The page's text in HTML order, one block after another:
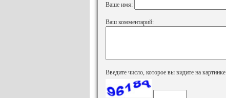
Ваше имя:
Ваш комментарий:
Введите число, которое вы видите на картинке